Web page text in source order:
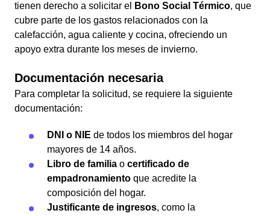
tienen derecho a solicitar el
Bono Social Térmico, que
cubre parte de los gastos relacionados con la
calefacción, agua caliente y cocina, ofreciendo un
apoyo extra durante los meses de invierno.
Documentación necesaria
Para completar la solicitud, se requiere la siguiente
documentación:
DNI o NIE de todos los miembros del hogar
mayores de 14 años.
Libro de familia o certificado de
empadronamiento que acredite la
composición del hogar.
Justificante de ingresos, como la